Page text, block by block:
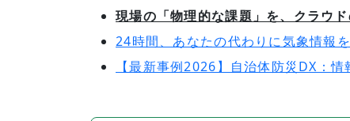
現場の「物理的な課題」を、クラウ
24時間、あなたの代わりに気象情報
【最新事例2026】自治体防災DX：